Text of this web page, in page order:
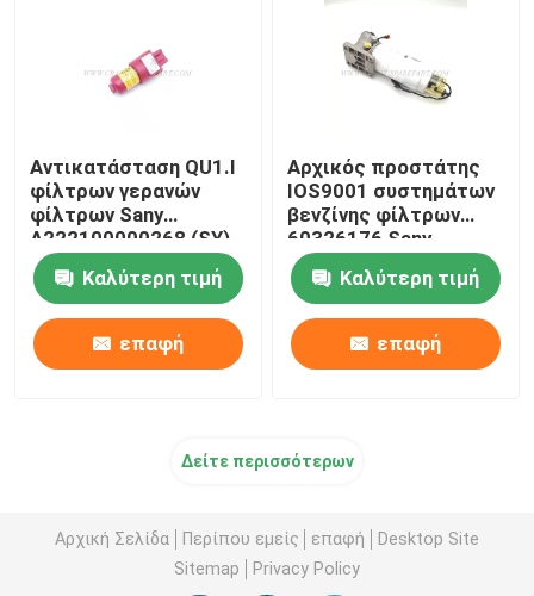
Αντικατάσταση QU1.I
φίλτρων γερανών
φίλτρων Sany
A222100000268 (SY) -
H40×10S
Καλύτερη τιμή
επαφή
Αρχικός προστάτης
IOS9001 συστημάτων
βενζίνης φίλτρων
60326176 Sany
Καλύτερη τιμή
επαφή
Δείτε περισσότερων
Αρχική Σελίδα Περίπου εμείς επαφή
Desktop Site
Sitemap
Privacy Policy